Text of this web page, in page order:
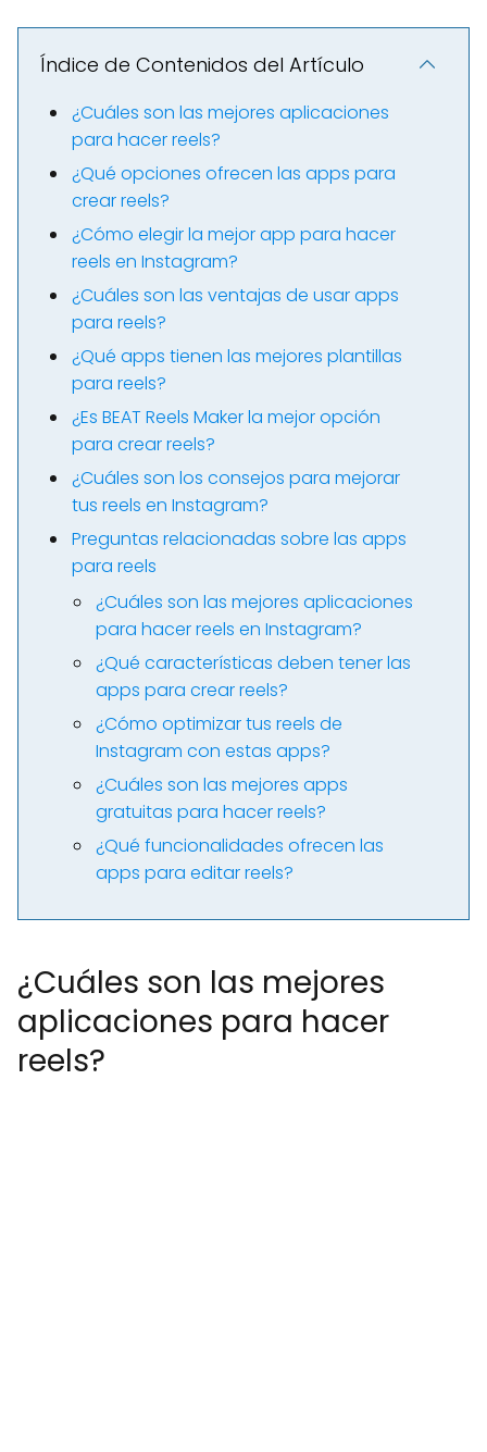
Índice de Contenidos del Artículo
¿Cuáles son las mejores aplicaciones
para hacer reels?
¿Qué opciones ofrecen las apps para
crear reels?
¿Cómo elegir la mejor app para hacer
reels en Instagram?
¿Cuáles son las ventajas de usar apps
para reels?
¿Qué apps tienen las mejores plantillas
para reels?
¿Es BEAT Reels Maker la mejor opción
para crear reels?
¿Cuáles son los consejos para mejorar
tus reels en Instagram?
Preguntas relacionadas sobre las apps
para reels
¿Cuáles son las mejores aplicaciones
para hacer reels en Instagram?
¿Qué características deben tener las
apps para crear reels?
¿Cómo optimizar tus reels de
Instagram con estas apps?
¿Cuáles son las mejores apps
gratuitas para hacer reels?
¿Qué funcionalidades ofrecen las
apps para editar reels?
¿Cuáles son las mejores
aplicaciones para hacer
reels?